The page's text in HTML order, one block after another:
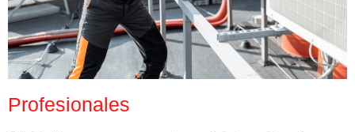
Profesionales